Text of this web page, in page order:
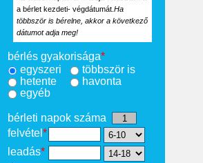
a bérlet kezdeti- végdátumát. Ha
többször is bérelne, akkor a következő
dátumot adja meg!
bérlés gyakorisága*
egyszeri
többször is
hetente
havonta
egyéb
bérleti napok száma
felvétel *
leadás*